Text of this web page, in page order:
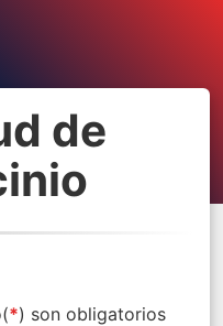
de
*) son obligatorios